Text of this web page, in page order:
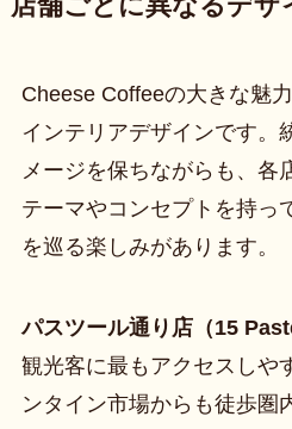
店舗ごとに異なるデザ
Cheese Coffeeの大きな魅
インテリアデザインです。
メージを保ちながらも、各
テーマやコンセプトを持っ
を巡る楽しみがあります。
パスツール通り店（15
観光客に最もアクセスしや
ンタイン市場からも徒歩圏